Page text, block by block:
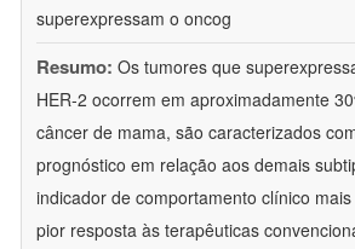
superexpressam o oncog
Resumo: Os tumores que
HER-2 ocorrem em aproximadamente
câncer de mama, são caracterizados
prognóstico em relação aos demais
indicador de comportamento clínico
pior resposta às terapêuticas